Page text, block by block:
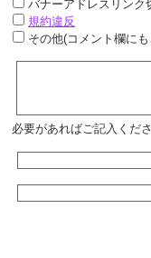
バナーアドレスリンク
規約違反
その他(コメント欄に
必要があればご記入くだ